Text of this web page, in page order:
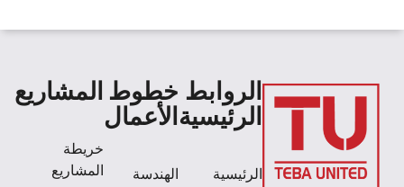
الروابط
الرئيسية
الرئيسية
خطوط
الأعمال
الهندسة
المشاريع
خريطة
المشاريع